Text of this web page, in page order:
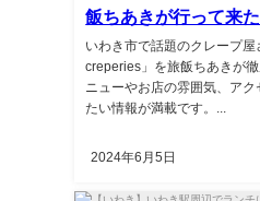
飯ちあきが行って来た
いわき市で話題のクレープ
creperies」を旅飯ちあきが
ニューやお店の雰囲気、アク
たい情報が満載です。...
2024年6月5日